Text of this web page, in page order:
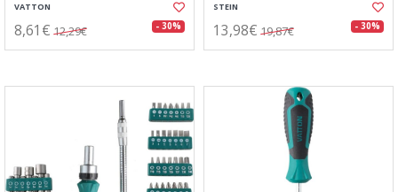
VATTON
8,61€ 12,29€ - 30%
STEIN
13,98€ 19,87€ - 30%